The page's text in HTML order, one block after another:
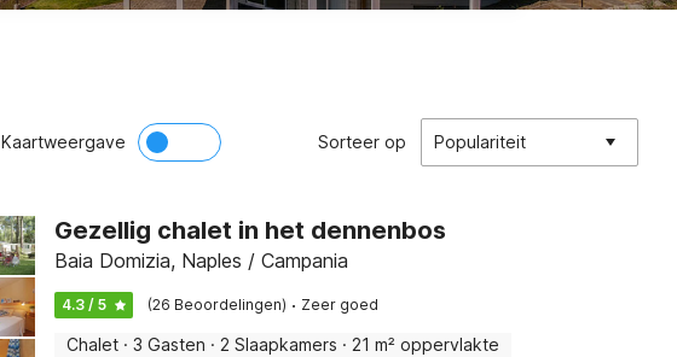
Kaartweergave Sorteer op Populariteit
Gezellig chalet in het dennenbos
Baia Domizia, Naples / Campania
4.3 / 5 (26 Beoordelingen) · Zeer goed
Chalet · 3 Gasten · 2 Slaapkamers · 21 m² oppervlakte